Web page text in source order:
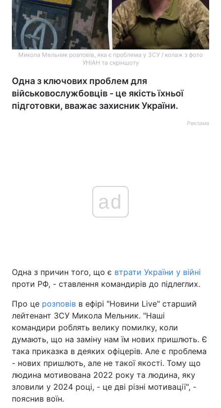
Микола Мельник розповів, яка є проблема у ЗСУ / колаж з фото
УНІАН та скріншоту
Одна з ключових проблем для
військовослужбовців - це якість їхньої
підготовки, вважає захисник України.
Реклама
ad
Одна з причин того, що є втрати України у війні
проти РФ, - ставлення командирів до підлеглих.
Про це розповів в ефірі "Новини Live" старший
лейтенант ЗСУ Микола Мельник. "Наші
командири роблять велику помилку, коли
думають, що на заміну нам їм нових пришлють. Є
така приказка в деяких офіцерів. Але є проблема
- нових пришлють, але не такої якості. Тому що
людина мотивована 2022 року та людина, яку
зловили у 2024 році, - це дві різні мотивації", -
пояснив воїн.